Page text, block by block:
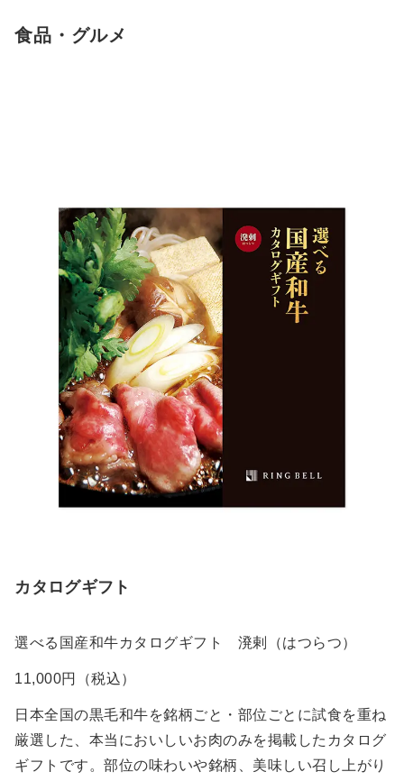
食品・グルメ
カタログギフト
選べる国産和牛カタログギフト 溌剌（はつらつ）
11,000円（税込）
日本全国の黒毛和牛を銘柄ごと・部位ごとに試食を重ね
厳選した、本当においしいお肉のみを掲載したカタログ
ギフトです。部位の味わいや銘柄、美味しい召し上がり